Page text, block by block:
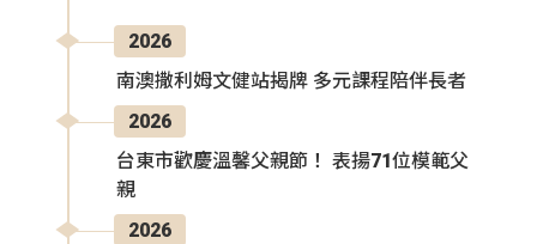
2026
南澳撒利姆文健站揭牌 多元課程陪伴長者
2026
台東市歡慶溫馨父親節！ 表揚71位模範父
親
2026